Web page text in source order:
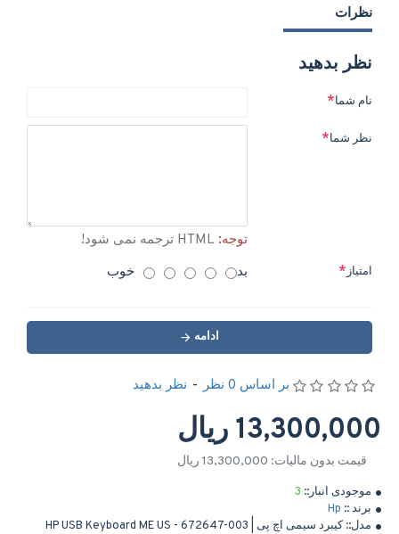
نظرات
نظر بدهید
نام شما
نظر شما
توجه:
امتیاز بد خوب
ادامه
موجودی انبار:: 3
برند :: Hp
مدل:: کیبرد سیمی اچ پی | HP USB Keyboard ME US - 672647-003
بر اساس 0 نظر - نظر بدهید
13,300,000 ریال
قیمت بدون مالیات: 13,300,000 ریال